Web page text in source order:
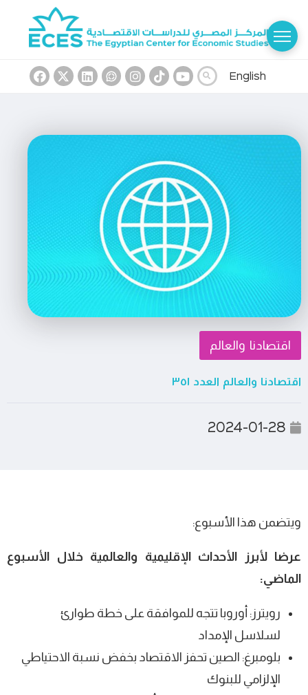
English
اقتصادنا والعالم
اقتصادنا والعالم العدد ٣٥١
ويتضمن هذا الأسبوع:
عرضا لأبرز الأحداث الإقليمية والعالمية خلال الأسبوع
الماضي:
رويترز: أوروبا تتجه للموافقة على خطة طوارئ
لسلاسل الإمداد
بلومبرغ: الصين تحفز الاقتصاد بخفض نسبة الاحتياطي
الإلزامي للبنوك